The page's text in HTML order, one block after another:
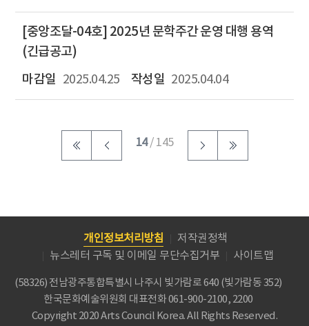
[중앙조달-04호] 2025년 문학주간 운영 대행 용역
(긴급공고)
2025.04.25 2025.04.04
14/ 145
개인정보처리방침
저작권정책
뉴스레터 구독 및 이메일 무단수집거부
사이트맵
(58326) 전남광주통합특별시 나주시 빛가람로 640 (빛가람동 352)
한국문화예술위원회 대표전화 061-900-2100, 2200
Copyright 2020 Arts Council Korea. All Rights Reserved.